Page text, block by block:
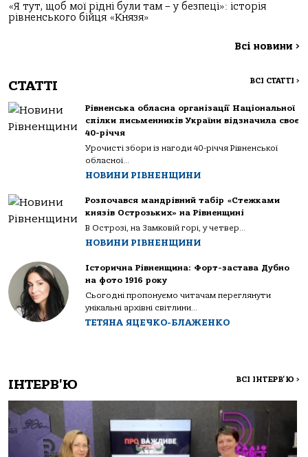
«Я тут, щоб мої рідні були там – у безпеці»: історія
рівненського бійця «Князя»
Всі новини >
СТАТТІ ВСІ СТАТТІ >
Рівненська обласна організації Національної
спілки письменників України відзначила своє
40-річчя
Урочисті збори із нагоди 40-річчя Рівненської
обласної...
НОВИНИ РІВНЕНЩИНИ
Розпочався мандрівний табір «Стежками
князів Острозьких» на Рівненщині
В Острозі, на Замковій горі, у четвер...
НОВИНИ РІВНЕНЩИНИ
Історична Рівненщина: Форт-застава Дубно
на фото 1916 року
Сьогодні пропонуємо читачам переглянути
унікальні архівні світлини...
ТЕТЯНА ЯЦЕЧКО-БЛАЖЕНКО
ІНТЕРВ'Ю ВСІ ІНТЕРВ'Ю >